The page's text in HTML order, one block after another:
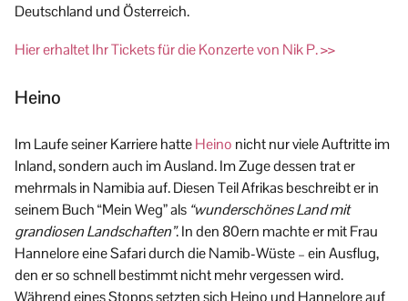
Deutschland und Österreich.
Hier erhaltet Ihr Tickets für die Konzerte von Nik P. >>
Heino
Im Laufe seiner Karriere hatteHeino nicht nur viele Auftritte im
Inland, sondern auch im Ausland. Im Zuge dessen trat er
mehrmals in Namibia auf. Diesen Teil Afrikas beschreibt er in
seinem Buch “Mein Weg” als “wunderschönes Land mit
grandiosen Landschaften”. In den 80ern machte er mit Frau
Hannelore eine Safari durch die Namib-Wüste – ein Ausflug,
den er so schnell bestimmt nicht mehr vergessen wird.
Während eines Stopps setzten sich Heino und Hannelore auf